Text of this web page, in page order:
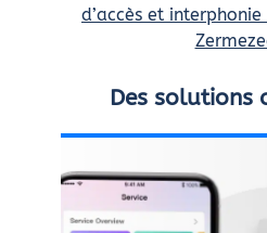
d’accès et
Des solutions